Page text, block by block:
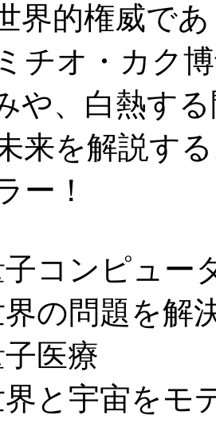
界的権威で
チオ・カク
や、白熱す
来を解説す
ー！
コンピュー
の問題を解
医療
と宇宙をモ